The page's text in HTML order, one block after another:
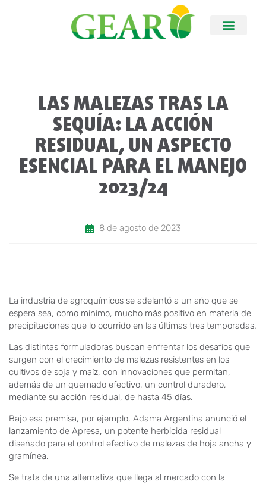
LAS MALEZAS TRAS LA
SEQUÍA: LA ACCIÓN
RESIDUAL, UN ASPECTO
ESENCIAL PARA EL MANEJO
2023/24
8 de agosto de 2023
La industria de agroquímicos se adelantó a un año que se
espera sea, como mínimo, mucho más positivo en materia de
precipitaciones que lo ocurrido en las últimas tres temporadas.
Las distintas formuladoras buscan enfrentar los desafíos que
surgen con el crecimiento de malezas resistentes en los
cultivos de soja y maíz, con innovaciones que permitan,
además de un quemado efectivo, un control duradero,
mediante su acción residual, de hasta 45 días.
Bajo esa premisa, por ejemplo, Adama Argentina anunció el
lanzamiento de Apresa, un potente herbicida residual
diseñado para el control efectivo de malezas de hoja ancha y
gramínea.
Se trata de una alternativa que llega al mercado con la